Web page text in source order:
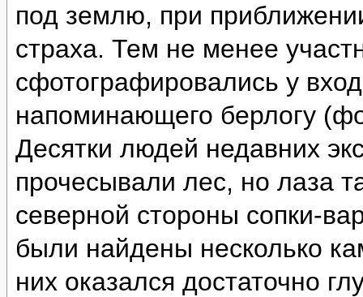
под землю, при
страха. Тем не менее
сфотографировались у
напоминающего берлогу
Десятки людей недавних
прочесывали лес, но лаза
северной стороны сопки-
были найдены несколько
них оказался достаточно